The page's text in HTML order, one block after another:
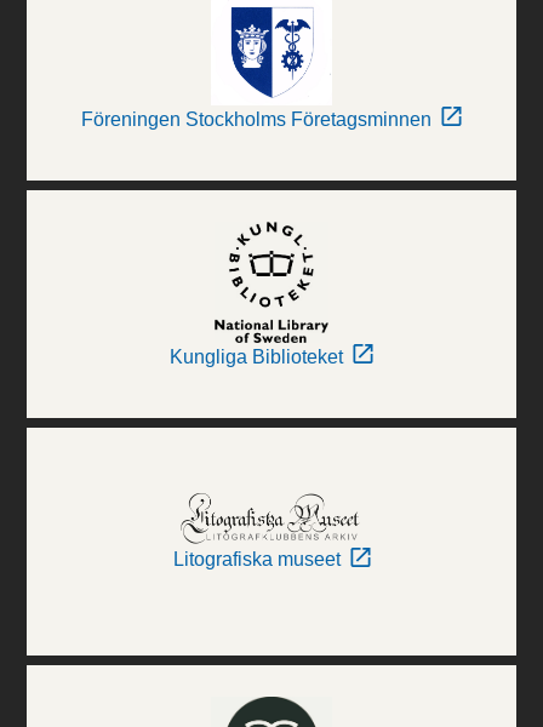
Föreningen Stockholms Företagsminnen
Kungliga Biblioteket
Litografiska museet